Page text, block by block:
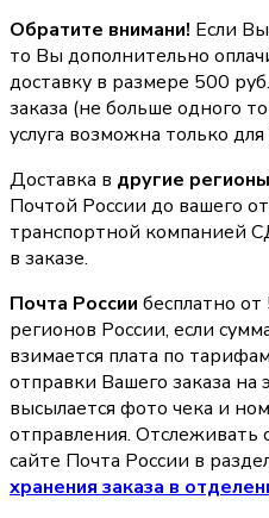
Обратите внимани! Если
то Вы дополнительно
доставку в размере 500
заказа (не больше одного
услуга возможна только
Доставка в другие
Почтой России до вашего
транспортной компанией
в заказе.
Почта России бесплатно
регионов России, если
взимается плата по
отправки Вашего заказа на
высылается фото чека и
отправления. Отслеживать
сайте Почта России в
хранения заказа в